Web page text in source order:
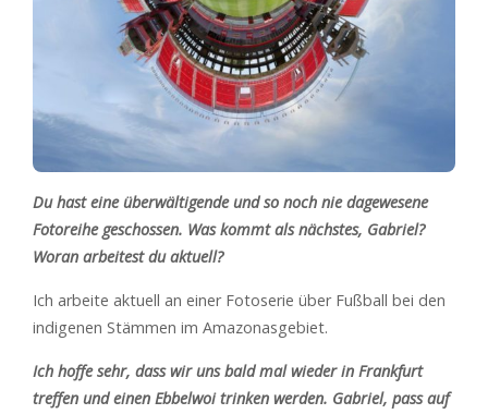
Du hast eine überwältigende und so noch nie dagewesene
Fotoreihe geschossen. Was kommt als nächstes, Gabriel?
Woran arbeitest du aktuell?
Ich arbeite aktuell an einer Fotoserie über Fußball bei den
indigenen Stämmen im Amazonasgebiet.
Ich hoffe sehr, dass wir uns bald mal wieder in Frankfurt
treffen und einen Ebbelwoi trinken werden. Gabriel, pass auf